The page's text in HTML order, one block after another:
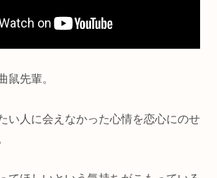
鼠先輩。
い人に会えなかった心情を恋心にのせ